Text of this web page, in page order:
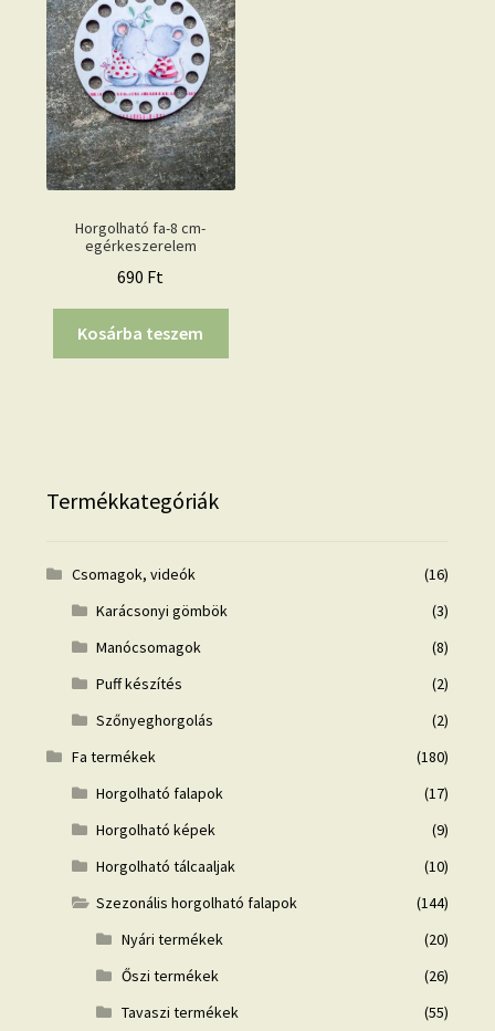
Horgolható fa-8 cm-
egérkeszerelem
690 Ft
Kosárba teszem
Termékkategóriák
Csomagok, videók
(16)
Karácsonyi gömbök
(3)
Manócsomagok
(8)
Puff készítés
(2)
Szőnyeghorgolás
(2)
Fa termékek
(180)
Horgolható falapok
(17)
Horgolható képek
(9)
Horgolható tálcaaljak
(10)
Szezonális horgolható falapok
(144)
Nyári termékek
(20)
Őszi termékek
(26)
Tavaszi termékek
(55)